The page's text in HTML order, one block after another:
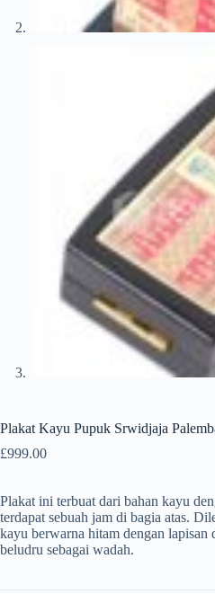
Plakat Kayu Pupuk Srwidjaja
£999.00
Plakat ini terbuat dari bahan kayu
terdapat sebuah jam di bagia atas.
kayu berwarna hitam dengan lapisan
beludru sebagai wadah.